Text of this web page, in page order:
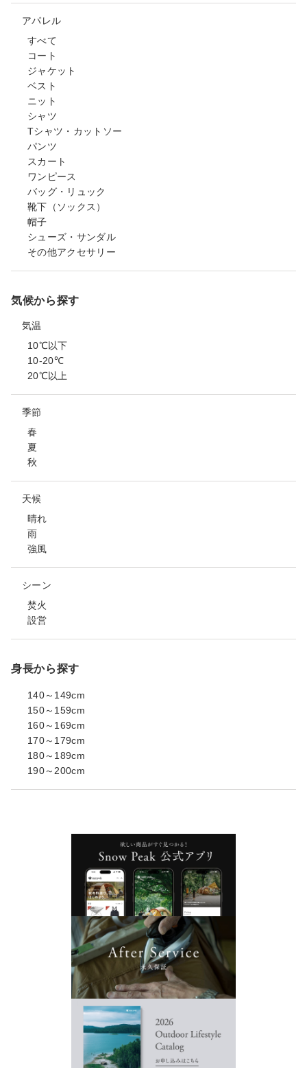
アパレル
すべて
コート
ジャケット
ベスト
ニット
シャツ
Tシャツ・カットソー
パンツ
スカート
ワンピース
バッグ・リュック
靴下（ソックス）
帽子
シューズ・サンダル
その他アクセサリー
気候から探す
気温
10℃以下
10-20℃
20℃以上
季節
春
夏
秋
天候
晴れ
雨
強風
シーン
焚火
設営
身長から探す
140～149cm
150～159cm
160～169cm
170～179cm
180～189cm
190～200cm